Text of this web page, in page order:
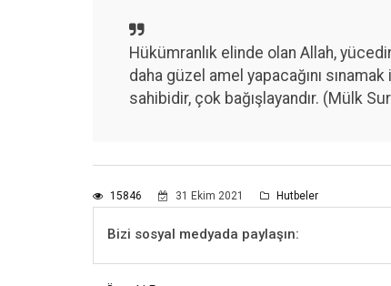
Hükümranlık elinde olan Allah,
daha güzel amel yapacağını
sahibidir, çok bağışlayandır. (Mülk
15846 31 Ekim 2021 Hutbeler
Bizi sosyal medyada paylaşın: